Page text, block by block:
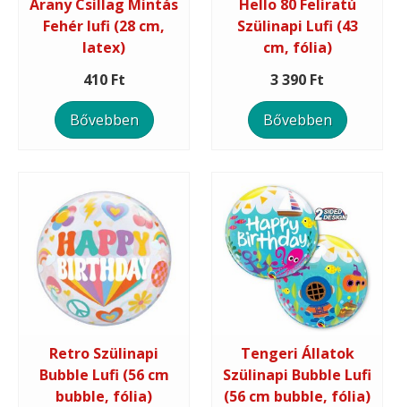
Arany Csillag Mintás
Fehér lufi (28 cm,
latex)
410 Ft
Bővebben
Hello 80 Feliratú
Szülinapi Lufi (43
cm, fólia)
3 390 Ft
Bővebben
Retro Szülinapi
Bubble Lufi (56 cm
bubble, fólia)
Tengeri Állatok
Szülinapi Bubble Lufi
(56 cm bubble, fólia)